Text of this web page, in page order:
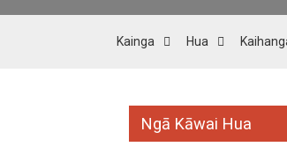
Kainga Hua
Ngā Kāwai Hua
Loading...
Loading...